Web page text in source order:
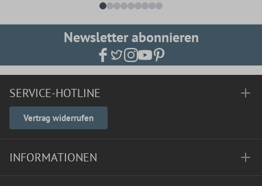
Newsletter abonnieren
SERVICE-HOTLINE
Vertrag widerrufen
INFORMATIONEN